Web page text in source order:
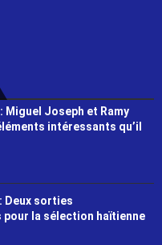
Miguel Joseph et Ramy
intéressants qu’il
Deux sorties
pour la sélection haïtienne